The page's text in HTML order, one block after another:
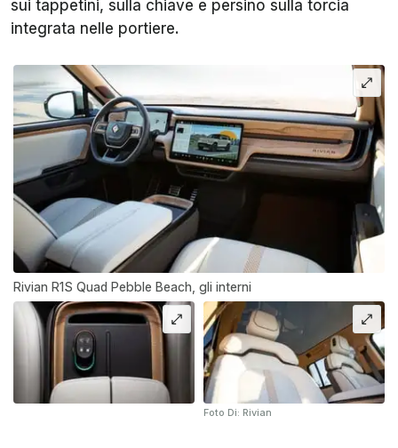
sui tappetini, sulla chiave e persino sulla torcia
integrata nelle portiere.
Rivian R1S Quad Pebble Beach, gli interni
Foto Di: Rivian